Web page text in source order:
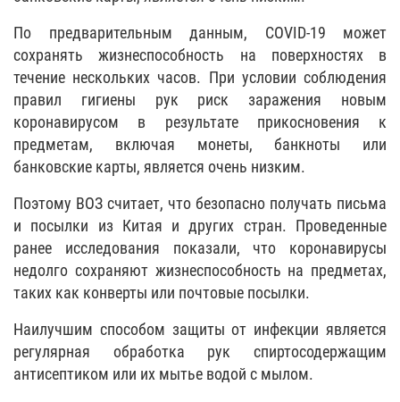
По предварительным данным, COVID-19 может
сохранять жизнеспособность на поверхностях в
течение нескольких часов. При условии соблюдения
правил гигиены рук риск заражения новым
коронавирусом в результате прикосновения к
предметам, включая монеты, банкноты или
банковские карты, является очень низким.
Поэтому ВОЗ считает, что безопасно получать письма
и посылки из Китая и других стран. Проведенные
ранее исследования показали, что коронавирусы
недолго сохраняют жизнеспособность на предметах,
таких как конверты или почтовые посылки.
Наилучшим способом защиты от инфекции является
регулярная обработка рук спиртосодержащим
антисептиком или их мытье водой с мылом.